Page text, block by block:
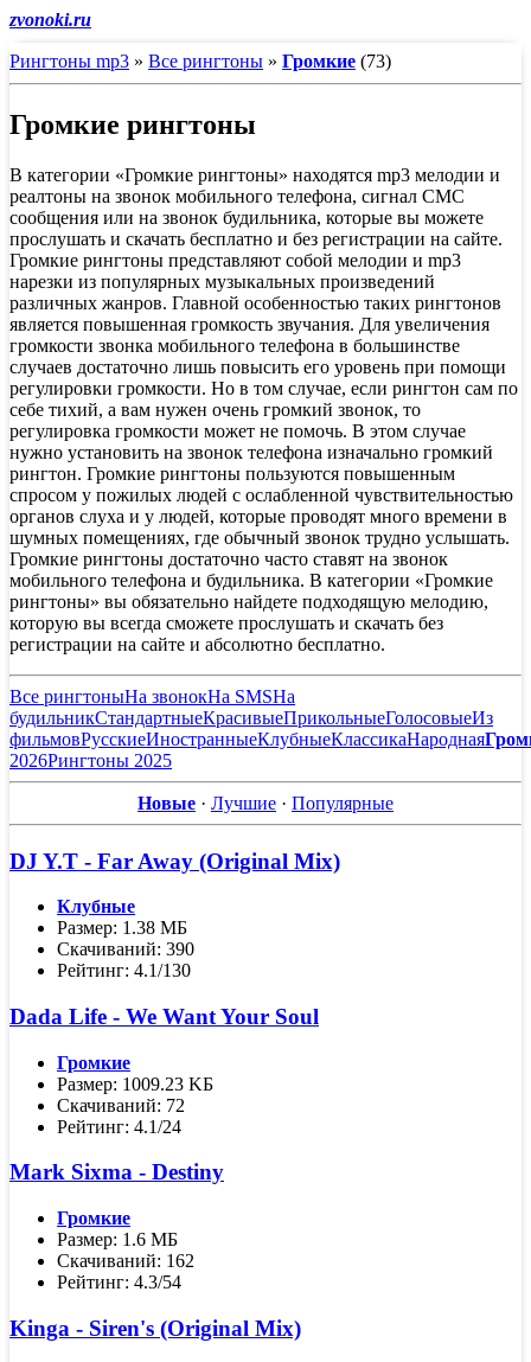
zvonoki.ru
Рингтоны mp3 » Все рингтоны » Громкие (73)
Громкие рингтоны
В категории «Громкие рингтоны» находятся mp3 мелодии и
реалтоны на звонок мобильного телефона, сигнал СМС
сообщения или на звонок будильника, которые вы можете
прослушать и скачать бесплатно и без регистрации на сайте.
Громкие рингтоны представляют собой мелодии и mp3
нарезки из популярных музыкальных произведений
различных жанров. Главной особенностью таких рингтонов
является повышенная громкость звучания. Для увеличения
громкости звонка мобильного телефона в большинстве
случаев достаточно лишь повысить его уровень при помощи
регулировки громкости. Но в том случае, если рингтон сам по
себе тихий, а вам нужен очень громкий звонок, то
регулировка громкости может не помочь. В этом случае
нужно установить на звонок телефона изначально громкий
рингтон. Громкие рингтоны пользуются повышенным
спросом у пожилых людей с ослабленной чувствительностью
органов слуха и у людей, которые проводят много времени в
шумных помещениях, где обычный звонок трудно услышать.
Громкие рингтоны достаточно часто ставят на звонок
мобильного телефона и будильника. В категории «Громкие
рингтоны» вы обязательно найдете подходящую мелодию,
которую вы всегда сможете прослушать и скачать без
регистрации на сайте и абсолютно бесплатно.
Все рингтоныНа звонокНа SMSНа
будильникСтандартныеКрасивыеПрикольныеГолосовыеИз
фильмовРусскиеИностранныеКлубныеКлассикаНародная
2026Рингтоны 2025
Новые · Лучшие · Популярные
DJ Y.T - Far Away (Original Mix)
Клубные
Размер: 1.38 МБ
Скачиваний: 390
Рейтинг: 4.1/130
Dada Life - We Want Your Soul
Громкие
Размер: 1009.23 KБ
Скачиваний: 72
Рейтинг: 4.1/24
Mark Sixma - Destiny
Громкие
Размер: 1.6 МБ
Скачиваний: 162
Рейтинг: 4.3/54
Kinga - Siren's (Original Mix)